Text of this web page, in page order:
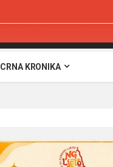
CRNA KRONIKA